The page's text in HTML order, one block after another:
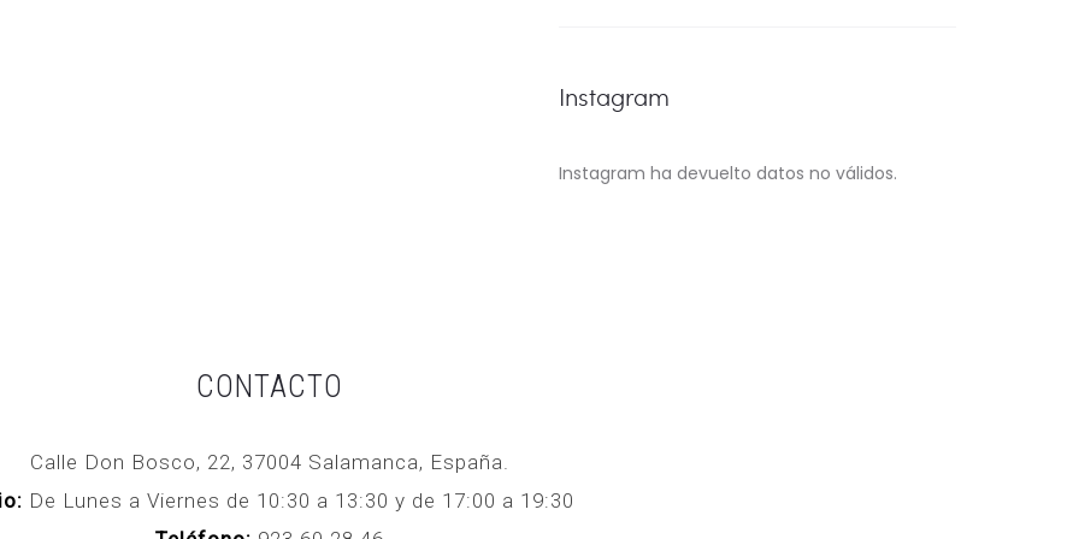
Instagram
Instagram ha devuelto datos no válidos.
CONTACTO
Calle Don Bosco, 22, 37004 Salamanca, España.
De Lunes a Viernes de 10:30 a 13:30 y de 17:00 a 19:30